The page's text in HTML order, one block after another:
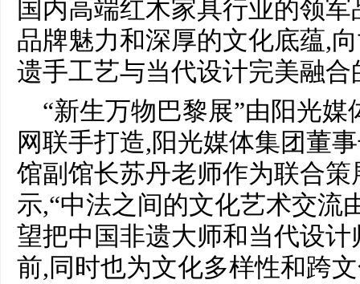
国内高端红木家具行业的领
品牌魅力和深厚的文化底蕴,
遗手工艺与当代设计完美融合
“新生万物巴黎展”由阳光
网联手打造,阳光媒体集团董
馆副馆长苏丹老师作为联合
示,“中法之间的文化艺术交流
望把中国非遗大师和当代设
前,同时也为文化多样性和跨